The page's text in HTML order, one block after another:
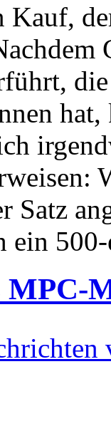
Kauf,
Satz
ein
MPC-